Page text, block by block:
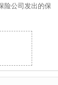
险公司发出的保